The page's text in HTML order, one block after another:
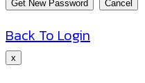
Back To Login
x